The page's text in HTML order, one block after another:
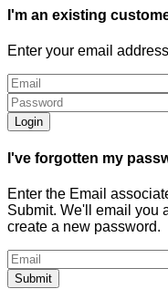
I'm an existing
Enter your email
Login
I've forgotten my
Enter the Email
Submit. We'll email you
create a new password.
Submit